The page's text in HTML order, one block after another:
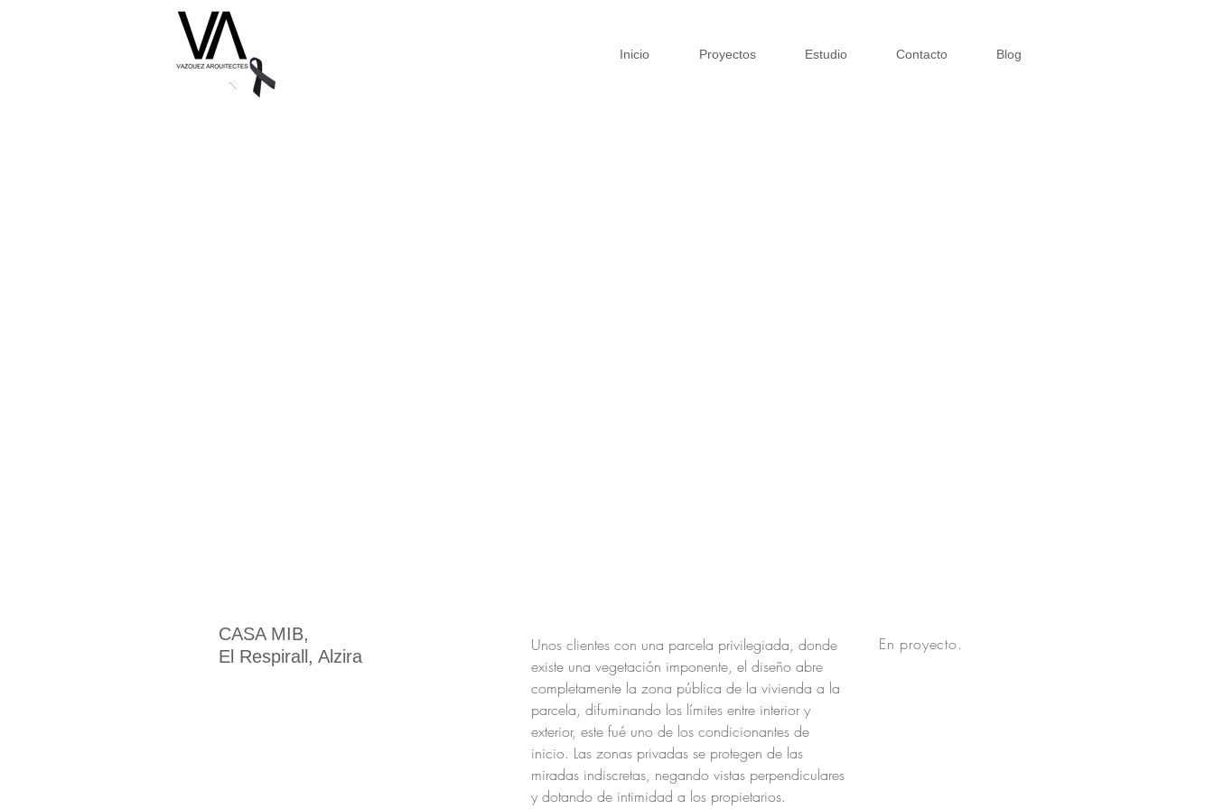
Inicio Proyectos Estudio Contacto Blog
CASA MIB,
El Respirall, Alzira
Unos clientes con una parcela privilegiada, donde
existe una vegetación imponente, el diseño abre
completamente la zona pública de la vivienda a la
parcela, difuminando los límites entre interior y
exterior, este fué uno de los condicionantes de
inicio. Las zonas privadas se protegen de las
miradas indiscretas, negando vistas perpendiculares
y dotando de intimidad a los propietarios.
En proyecto.